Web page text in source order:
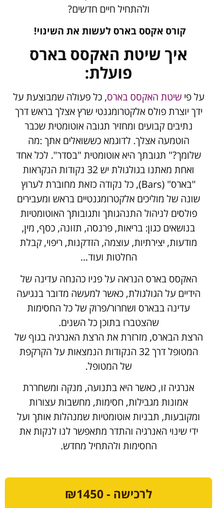
ולהתחיל חיים חדשים?
קורס אקסס בארס לעשות את השינוי!
איך שיטת האקסס בארס
פועלת:
על פישיטת האקסס בארס, כל פעולה שמבוצעת על
ידך יוצרת פולס אלקטרומגנטי שרץ אצלך בראש דרך
נתיבים קבועים ומחזיר תגובה אוטומטית שכבר
הוטמעה אצלך. לדוגמא כששואלים אתך :מה
שלומך?" תגובתך היא אוטומטית "בסדר". לכל אחד
ואחת מאתנו בגולגולת יש 32 נקודות הנקראות
"בארס" (Bars), כל נקודה כזאת מחוברת לערוץ
שונה של מוליכים אלקטרומגנטיים בראש ומעבירים
פולסים לניהול התנהגותך ותגובותך האוטומטיות
בנושאים כגון: בריאות, פרנסה, תזונה, כסף, מין,
מודעות, יצירתיות, עוצמה, הזדקנות, ריפוי, קבלת
החלטות ועוד…
האקסס בארס הנראה על פניו כהנחה עדינה של
הידיים על הגולגולת, כאשר למעשה מדובר בנגיעה
עדינה בבארס ושחרור/פרוק של כל החסימות
שהצטברו בתוכן כל השנים.
הרצת הבארס, מזרזרת את הרצת האנרגיה בגוף של
המטופל דרך 32 הנקודות הנמצאות על הקרקפת
של המטופל.
אנרגיה זו, כאשר היא בתנועה, מנקה ומשחררת
אמונות מגבילות, חסימות, מחשבות עצורות
ומקובעות, תבניות אוטומטיות שמנהלות אותך ועל
ידי שינוי האנרגיה והתדר מתאפשר לנו לנקות את
החסימות ולהתחיל מחדש.
לרכישה - ₪1450